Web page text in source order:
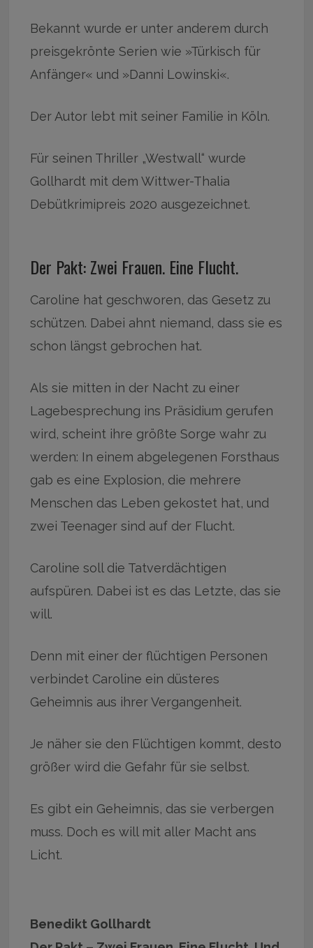
Bekannt wurde er unter anderem durch
preisgekrönte Serien wie »Türkisch für
Anfänger« und »Danni Lowinski«.
Der Autor lebt mit seiner Familie in Köln.
Für seinen Thriller „Westwall“ wurde
Gollhardt mit dem Wittwer-Thalia
Debütkrimipreis 2020 ausgezeichnet.
Der Pakt: Zwei Frauen. Eine Flucht.
Caroline hat geschworen, das Gesetz zu
schützen. Dabei ahnt niemand, dass sie es
schon längst gebrochen hat.
Als sie mitten in der Nacht zu einer
Lagebesprechung ins Präsidium gerufen
wird, scheint ihre größte Sorge wahr zu
werden: In einem abgelegenen Forsthaus
gab es eine Explosion, die mehrere
Menschen das Leben gekostet hat, und
zwei Teenager sind auf der Flucht.
Caroline soll die Tatverdächtigen
aufspüren. Dabei ist es das Letzte, das sie
will.
Denn mit einer der flüchtigen Personen
verbindet Caroline ein düsteres
Geheimnis aus ihrer Vergangenheit.
Je näher sie den Flüchtigen kommt, desto
größer wird die Gefahr für sie selbst.
Es gibt ein Geheimnis, das sie verbergen
muss. Doch es will mit aller Macht ans
Licht.
Benedikt Gollhardt